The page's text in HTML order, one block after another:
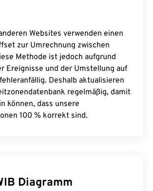
Websites verwenden einen
zur Umrechnung zwischen
Methode ist jedoch aufgrund
Ereignisse und der Umstellung auf
Deshalb aktualisieren
regelmäßig, damit
können, dass unsere
100 % korrekt sind.
Diagramm